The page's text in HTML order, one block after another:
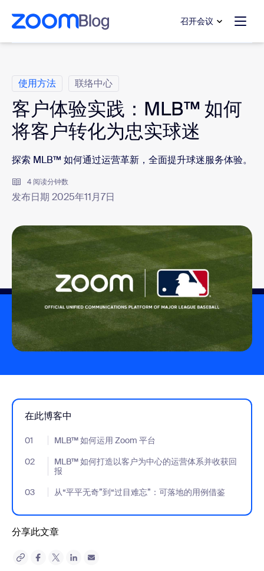
至主要内容
至帮助聊天
召开会议
使用方法 联络中心
客户体验实践：MLB™ 如何
将客户转化为忠实球迷
探索 MLB™ 如何通过运营革新，全面提升球迷服务体验。
4 阅读分钟数
发布日期 2025年11月7日
在此博客中
01 MLB™ 如何运用 Zoom 平台
- Jumplink to MLB™ 如何运用 Zoom 平台
02
MLB™ 如何打造以客户为中心的运营体系并收获回
报
- Jumplink to MLB™ 如何打造以客户为中心的运营体系并收获回
03 从“平平无奇”到“过目难忘”：可落地的用例借鉴
- Jumplink to 从“平平无奇”到“过目难忘”：可落地的用例借鉴
分享此文章